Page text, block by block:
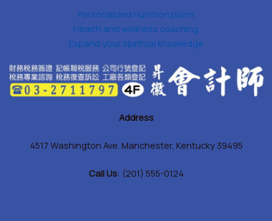
Personalized nutrition plans
Health and wellness coaching
Expand your spiritual knowledge
Address
4517 Washington Ave. Manchester, Kentucky 39495
Call Us: (201) 555-0124